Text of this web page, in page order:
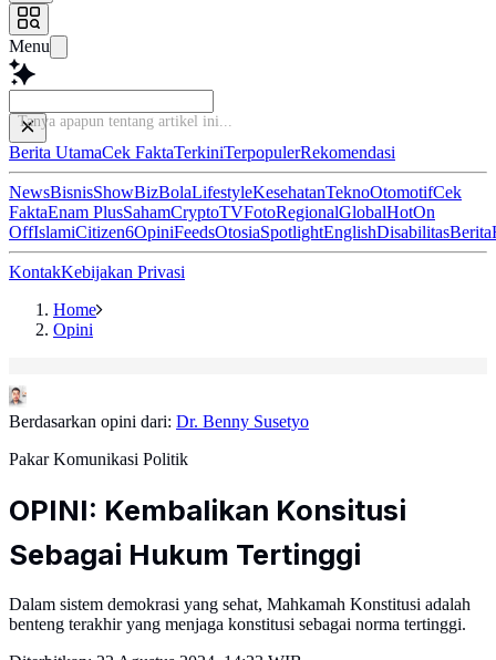
Menu
Tanya apapun tenta
Berita UtamaCek FaktaTerkiniTerpopulerRekomendasi
NewsBisnisShowBizBolaLifestyleKesehatanTeknoOtomotifCek
FaktaEnam PlusSahamCryptoTVFotoRegionalGlobalHotOn
OffIslamiCitizen6OpiniFeedsOtosiaSpotlightEnglishDisabilitasBerita
KontakKebijakan Privasi
Home
Opini
Berdasarkan opini dari: Dr. Benny Susetyo
Pakar Komunikasi Politik
OPINI: Kembalikan Konsitusi
Sebagai Hukum Tertinggi
Dalam sistem demokrasi yang sehat, Mahkamah Konstitusi adalah
benteng terakhir yang menjaga konstitusi sebagai norma tertinggi.